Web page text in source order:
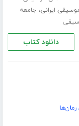
ایرانی، جامعه
دانلود کتاب
رمان‌ها